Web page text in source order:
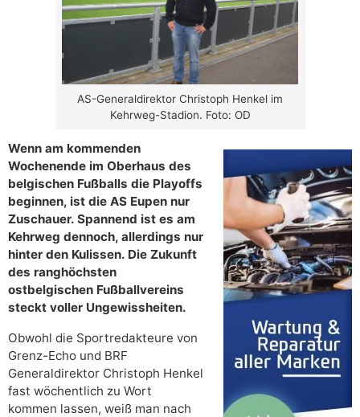
AS-Generaldirektor Christoph Henkel im
Kehrweg-Stadion. Foto: OD
Wenn am kommenden
Wochenende im Oberhaus des
belgischen Fußballs die Playoffs
beginnen, ist die AS Eupen nur
Zuschauer. Spannend ist es am
Kehrweg dennoch, allerdings nur
hinter den Kulissen. Die Zukunft
des ranghöchsten
ostbelgischen Fußballvereins
steckt voller Ungewissheiten.
Obwohl die Sportredakteure von
Grenz-Echo und BRF
Generaldirektor Christoph Henkel
fast wöchentlich zu Wort
kommen lassen, weiß man nach